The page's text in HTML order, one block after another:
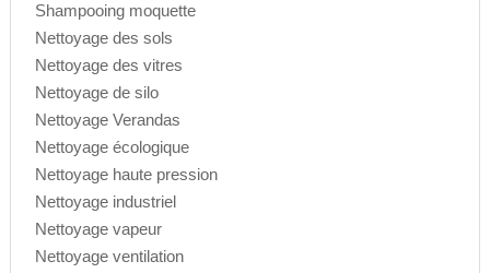
Shampooing moquette
Nettoyage des sols
Nettoyage des vitres
Nettoyage de silo
Nettoyage Verandas
Nettoyage écologique
Nettoyage haute pression
Nettoyage industriel
Nettoyage vapeur
Nettoyage ventilation